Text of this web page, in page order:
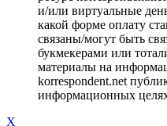
и/или виртуальные
какой форме оплату
связаны/могут быть
букмекерами или
материалы на
korrespondent.net
информационных
X